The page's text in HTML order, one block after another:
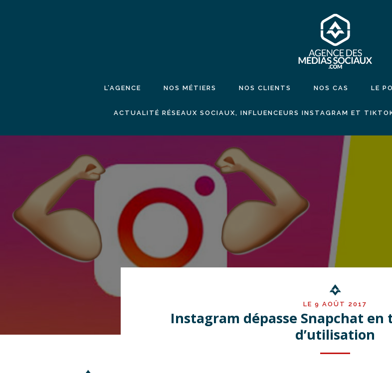
L’AGENCE NOS MÉTIERS NOS CLIENTS NOS CAS LE
ACTUALITÉ RÉSEAUX SOCIAUX, INFLUENCEURS INSTAGRAM ET
LE 9 AOÛT 2017
Instagram dépasse Snapchat en
d’utilisation